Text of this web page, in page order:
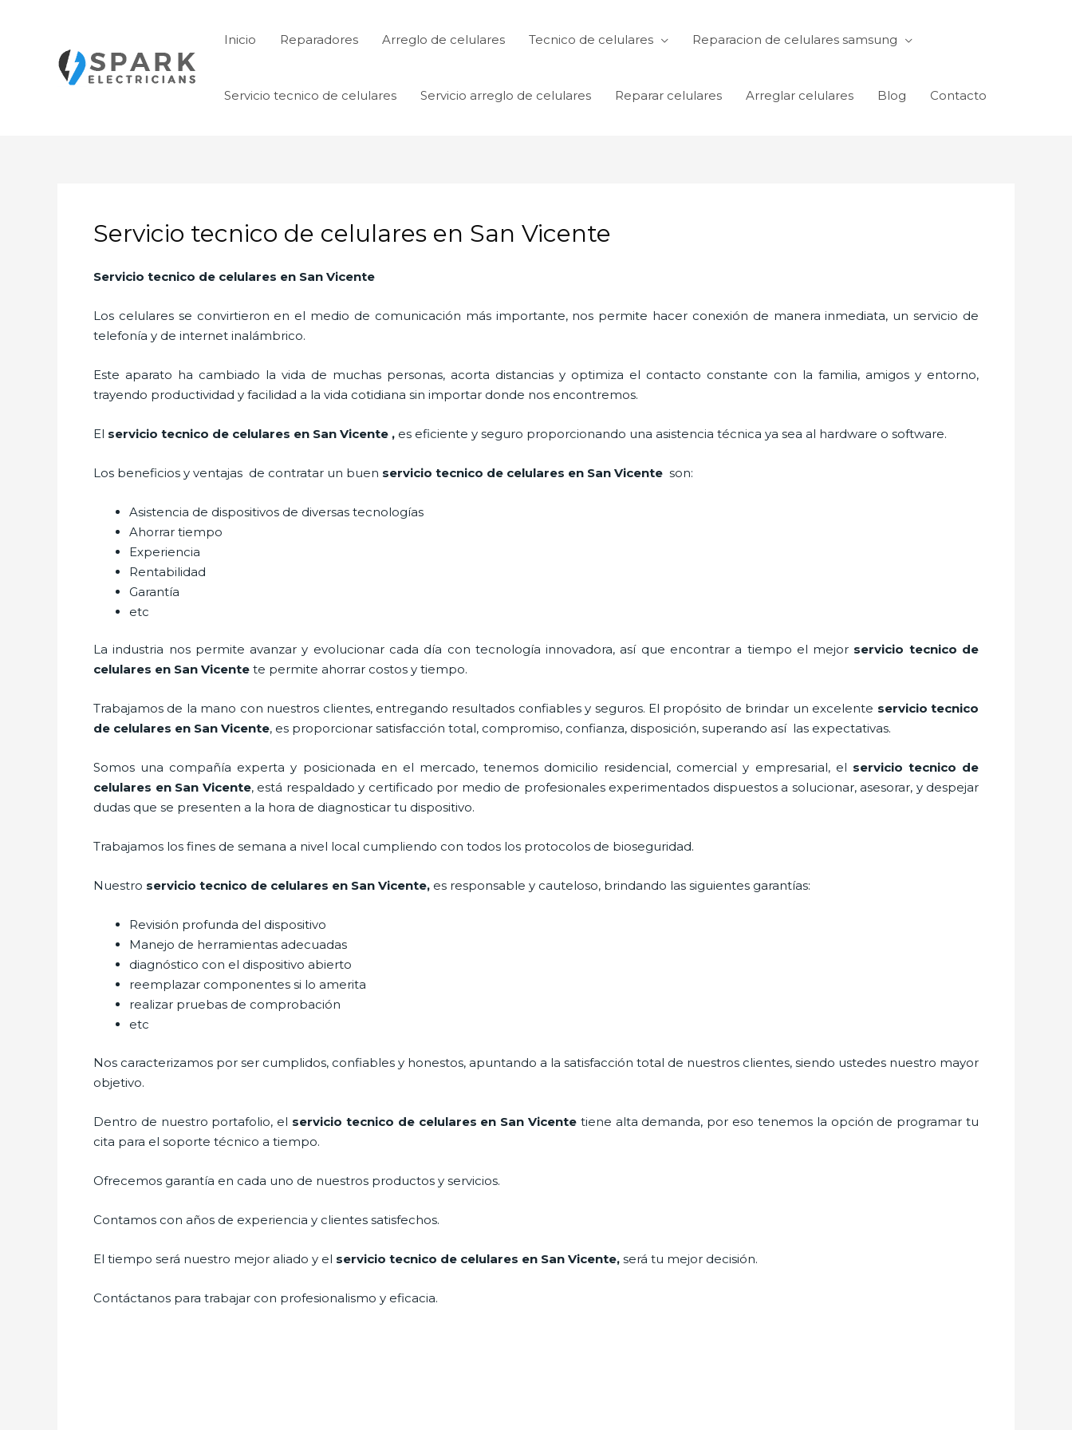
Inicio Reparadores Arreglo de celulares Tecnico de celulares Reparacion de celulares samsung
Servicio tecnico de celulares Servicio arreglo de celulares Reparar celulares Arreglar celulares Blog Contacto
Servicio tecnico de celulares en San Vicente
Servicio tecnico de celulares en San Vicente
Los celulares se convirtieron en el medio de comunicación más importante, nos permite hacer conexión de manera inmediata, un servicio de
telefonía y de internet inalámbrico.
Este aparato ha cambiado la vida de muchas personas, acorta distancias y optimiza el contacto constante con la familia, amigos y entorno,
trayendo productividad y facilidad a la vida cotidiana sin importar donde nos encontremos.
El servicio tecnico de celulares en San Vicente , es eficiente y seguro proporcionando una asistencia técnica ya sea al hardware o software.
Los beneficios y ventajas de contratar un buen servicio tecnico de celulares en San Vicente son:
Asistencia de dispositivos de diversas tecnologías
Ahorrar tiempo
Experiencia
Rentabilidad
Garantía
etc
La industria nos permite avanzar y evolucionar cada día con tecnología innovadora, así que encontrar a tiempo el mejor servicio tecnico de
celulares en San Vicente te permite ahorrar costos y tiempo.
Trabajamos de la mano con nuestros clientes, entregando resultados confiables y seguros. El propósito de brindar un excelente servicio tecnico
de celulares en San Vicente, es proporcionar satisfacción total, compromiso, confianza, disposición, superando así las expectativas.
Somos una compañía experta y posicionada en el mercado, tenemos domicilio residencial, comercial y empresarial, el servicio tecnico de
celulares en San Vicente, está respaldado y certificado por medio de profesionales experimentados dispuestos a solucionar, asesorar, y despejar
dudas que se presenten a la hora de diagnosticar tu dispositivo.
Trabajamos los fines de semana a nivel local cumpliendo con todos los protocolos de bioseguridad.
Nuestro servicio tecnico de celulares en San Vicente, es responsable y cauteloso, brindando las siguientes garantías:
Revisión profunda del dispositivo
Manejo de herramientas adecuadas
diagnóstico con el dispositivo abierto
reemplazar componentes si lo amerita
realizar pruebas de comprobación
etc
Nos caracterizamos por ser cumplidos, confiables y honestos, apuntando a la satisfacción total de nuestros clientes, siendo ustedes nuestro mayor
objetivo.
Dentro de nuestro portafolio, el servicio tecnico de celulares en San Vicente tiene alta demanda, por eso tenemos la opción de programar tu
cita para el soporte técnico a tiempo.
Ofrecemos garantía en cada uno de nuestros productos y servicios.
Contamos con años de experiencia y clientes satisfechos.
El tiempo será nuestro mejor aliado y el servicio tecnico de celulares en San Vicente, será tu mejor decisión.
Contáctanos para trabajar con profesionalismo y eficacia.